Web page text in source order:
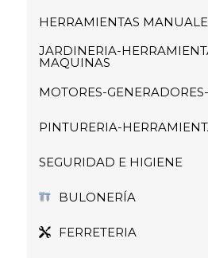
HERRAMIENTAS
JARDINERIA-
MAQUINAS
MOTORES-
PINTURERIA-
SEGURIDAD E HIGIENE
BULONERÍA
FERRETERIA